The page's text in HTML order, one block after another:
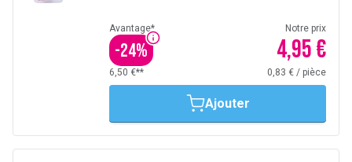
Avantage*
-24%
Notre prix
4,95 €
6,50 €** 0,83 € / pièce
Ajouter